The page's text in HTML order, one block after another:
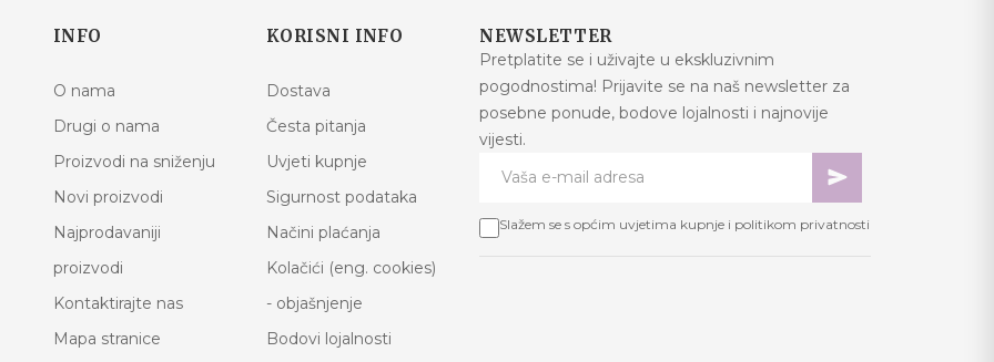
INFO
O nama
Drugi o nama
Proizvodi na sniženju
Novi proizvodi
Najprodavaniji
proizvodi
Kontaktirajte nas
Mapa stranice
KORISNI INFO
Dostava
Česta pitanja
Uvjeti kupnje
Sigurnost podataka
Načini plaćanja
Kolačići (eng. cookies)
- objašnjenje
Bodovi lojalnosti
NEWSLETTER
Pretplatite se i uživajte u ekskluzivnim
pogodnostima! Prijavite se na naš newsletter za
posebne ponude, bodove lojalnosti i najnovije
vijesti.
Slažem se s općim uvjetima kupnje i politikom privatnosti